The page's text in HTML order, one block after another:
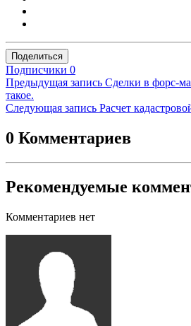
Поделиться
Подписчики 0
Предыдущая запись Сделки в форс-
такое.
Следующая запись Расчет
0 Комментариев
Рекомендуемые
Комментариев нет